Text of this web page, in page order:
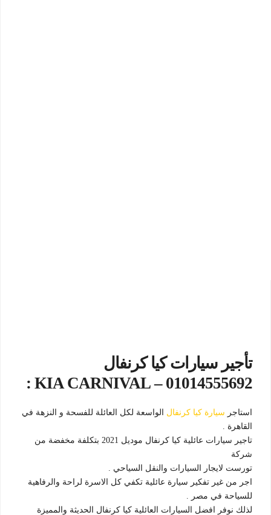
تأجير سيارات كيا كرنفال
01014555692 – KIA CARNIVAL :
استاجر سيارة كيا كرنفال الواسعة لكل العائلة للفسحة و النزهة في
القاهرة .
تاجير سيارات عائلية كيا كرنفال موديل 2021 بتكلفة مخفضة من
شركة
تورست لايجار السيارات والنقل السياحي .
اجر من غير تفكير سيارة عائلية تكفي كل الاسرة لراحة والرفاهية
للسياحة في مصر .
لذلك نوفر افضل السيارات العائلية كيا كرنفال الحديثة والمميزة